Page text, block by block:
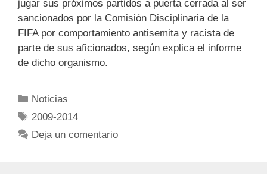
jugar sus próximos partidos a puerta cerrada al ser
sancionados por la Comisión Disciplinaria de la
FIFA por comportamiento antisemita y racista de
parte de sus aficionados, según explica el informe
de dicho organismo.
Noticias
2009-2014
Deja un comentario